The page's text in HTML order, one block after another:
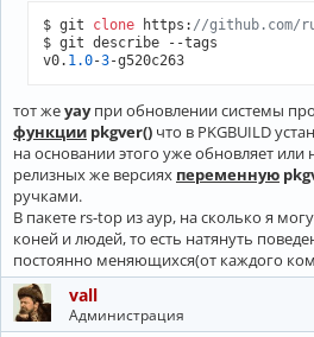
$ git clone https: //
$ git describe --tags
v0. 1.0-3-g520c263
тот жеyayпри обновлении системы
функции pkgver() что в PKGBUILD
на основании этого уже обновляет или
релизных же версиях переменную
ручками.
В пакете rs-top из аур, на сколько я
коней и людей, то есть натянуть
постоянно меняющихся(от каждого
vall
Администрация